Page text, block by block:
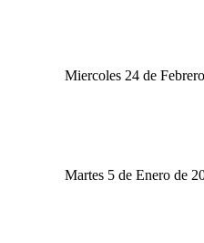
Miercoles 24 de
Martes 5 de Enero de